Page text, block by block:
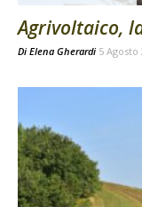
Agrivoltaico,
Di Elena Gherardi 5 Agosto